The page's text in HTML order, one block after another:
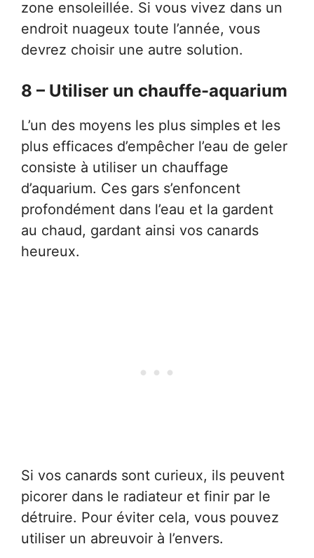
zone ensoleillée. Si vous vivez dans un
endroit nuageux toute l’année, vous
devrez choisir une autre solution.
8 – Utiliser un chauffe-aquarium
L’un des moyens les plus simples et les
plus efficaces d’empêcher l’eau de geler
consiste à utiliser un chauffage
d’aquarium. Ces gars s’enfoncent
profondément dans l’eau et la gardent
au chaud, gardant ainsi vos canards
heureux.
Si vos canards sont curieux, ils peuvent
picorer dans le radiateur et finir par le
détruire. Pour éviter cela, vous pouvez
utiliser un abreuvoir à l’envers.